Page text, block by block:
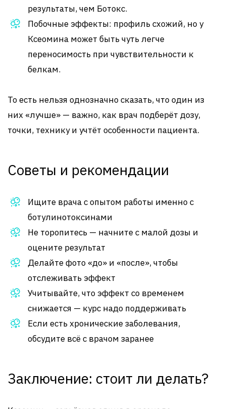
результаты, чем Ботокс.
Побочные эффекты: профиль схожий, но у
Ксеомина может быть чуть легче
переносимость при чувствительности к
белкам.
То есть нельзя однозначно сказать, что один из
них «лучше» — важно, как врач подберёт дозу,
точки, технику и учтёт особенности пациента.
Советы и рекомендации
Ищите врача с опытом работы именно с
ботулинотоксинами
Не торопитесь — начните с малой дозы и
оцените результат
Делайте фото «до» и «после», чтобы
отслеживать эффект
Учитывайте, что эффект со временем
снижается — курс надо поддерживать
Если есть хронические заболевания,
обсудите всё с врачом заранее
Заключение: стоит ли делать?